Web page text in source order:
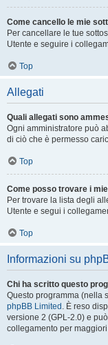
Come cancello le mie
Per cancellare le tue
Utente e seguire i
Top
Allegati
Quali allegati sono
Ogni amministratore può
di ciò che è permesso
Top
Come posso trovare i
Per trovare la lista degli
Utente e segui i
Top
Informazioni su
Chi ha scritto questo
Questo programma (nella
phpBB Limited . È reso
versione 2 (GPL-2.0) e
collegamento per